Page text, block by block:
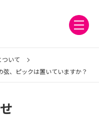
ついて
弦、ピックは置いていますか？